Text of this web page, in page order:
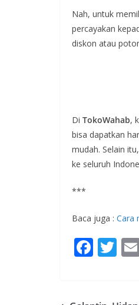
Nah, untuk
percayakan
diskon atau
Di TokoWahab,
bisa dapatkan
mudah. Selain
ke seluruh
***
Baca juga : Cara
F T